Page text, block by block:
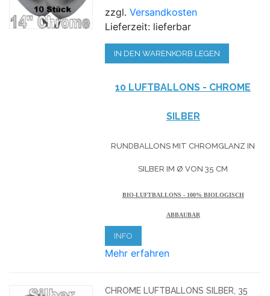
zzgl.Versandkosten
Lieferzeit: lieferbar
IN DEN WARENKORB LEGEN
10 LUFTBALLONS - CHROME
SILBER
RUNDBALLONS MIT CHROMGLANZ IN
SILBER IM Ø VON 35 CM
BIO-LUFTBALLONS - 100% BIOLOGISCH
ABBAUBAR
INFO
Mehr erfahren
CHROME LUFTBALLONS SILBER, 35